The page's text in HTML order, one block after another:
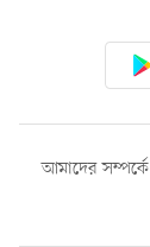
আমাদের সম্পর্কে